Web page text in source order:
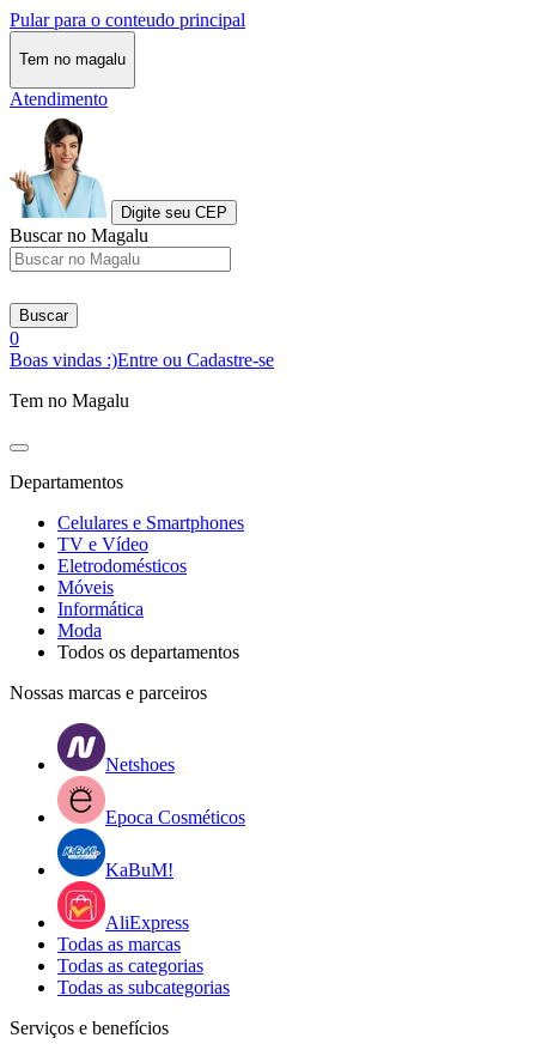
Pular para o conteudo principal
Tem no magalu
Atendimento
Digite seu CEP
Buscar no Magalu
Buscar
0
Boas vindas :)Entre ou Cadastre-se
Tem no Magalu
Departamentos
Celulares e Smartphones
TV e Vídeo
Eletrodomésticos
Móveis
Informática
Moda
Todos os departamentos
Nossas marcas e parceiros
Netshoes
Epoca Cosméticos
KaBuM!
AliExpress
Todas as marcas
Todas as categorias
Todas as subcategorias
Serviços e benefícios